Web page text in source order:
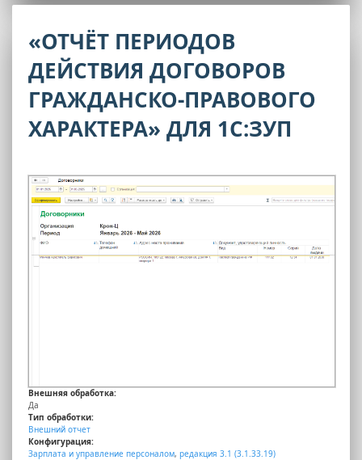
«ОТЧЁТ ПЕРИОДОВ
ДЕЙСТВИЯ ДОГОВОРОВ
ГРАЖДАНСКО-ПРАВОВОГО
ХАРАКТЕРА» ДЛЯ 1С:ЗУП
Внешняя обработка:
Да
Тип обработки:
Внешний отчет
Конфигурация:
Зарплата и управление персоналом, редакция 3.1 (3.1.33.19)